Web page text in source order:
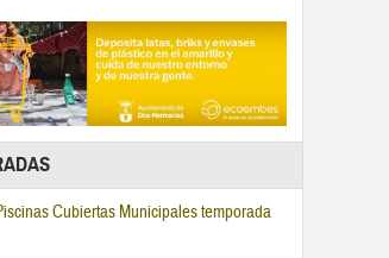
Cubiertas Municipales temporada